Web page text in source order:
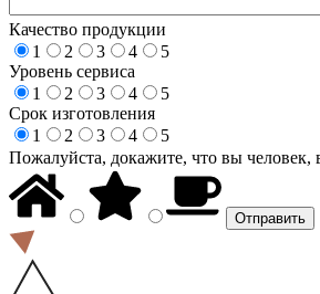
Качество продукции
1
2 3 4
5
Уровень сервиса
1
2 3 4
5
Срок изготовления
1
2 3 4
5
Пожалуйста, докажите, что вы человек,